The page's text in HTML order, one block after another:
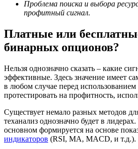
Проблема поиска и выбора
профитный сигнал.
Платные или
бинарных опционов?
Нельзя однозначно сказать – какие
эффективные. Здесь значение имеет
в любом случае перед
протестировать на профитность,
Существует немало разных методов
теханализ однозначно будет в
основном формируется на основе
индикаторов (RSI, MA, MACD, и т.д.).